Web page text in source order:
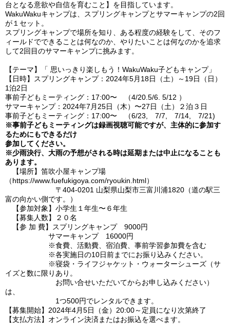
台となる意欲や自信を育むこと】を目指しています。
WakuWakuキャンプは、スプリングキャンプとサマーキャンプの2回
が１セット。
スプリングキャンプで場所を知り、ある程度の経験をして、そのフ
ィールドでできることは何なのか、やりたいことは何なのかを追求
して2回目のサマーキャンプに挑みます。
【テーマ】「 思いっきり楽しもう！WakuWaku子どもキャンプ」
【日時】スプリングキャンプ：2024年5月18日（土）～19日（日）
1泊2日
事前子どもミーティング：17:00〜 （4/20.5/6. 5/12 ）
サマーキャンプ：2024年7月25日（木）〜27日（土）２泊３日
事前子どもミーティング：17:00〜 （6/23, 7/7, 7/14, 7/21)
※事前子どもミーティングは録画視聴可能ですが、主体的に参加す
るためにもできるだけ
参加してください。
※少雨決行、大雨の予想がされる時は延期または中止になることも
あります。
【場所】笛吹小屋キャンプ場
（https://www.fuefukigoya.com/ryoukin.html）
〒404-0201 山梨県山梨市三富川浦1820（道の駅三
富の向かい側です。）
【参加対象】小学生１年生〜６年生
【募集人数】２０名
【参 加 費】スプリングキャンプ 9000円
サマーキャンプ 16000円
※食費、活動費、宿泊費、事前学習参加費を含む
※各実施日の10日前までにお振り込みください。
※寝袋・ライフジャケット・ウォーターシューズ（サ
イズと数に限りあり。
お問い合せいただいてからお申し込みください）
は、
1つ500円でレンタルできます。
【募集開始】2024年4月5日（金）20:00～定員になり次第終了
【支払方法】オンライン決済またはお振込を選べます。